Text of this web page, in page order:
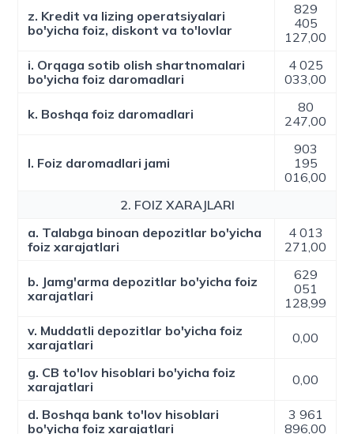
z. Kredit va lizing operatsiyalari
bo'yicha foiz, diskont va to'lovlar
829
405
127,00
i. Orqaga sotib olish shartnomalari
bo'yicha foiz daromadlari
4 025
033,00
k. Boshqa foiz daromadlari
80
247,00
l. Foiz daromadlari jami
903
195
016,00
2. FOIZ XARAJLARI
a. Talabga binoan depozitlar bo'yicha
foiz xarajatlari
4 013
271,00
b. Jamg'arma depozitlar bo'yicha foiz
xarajatlari
629
051
128,99
v. Muddatli depozitlar bo'yicha foiz
xarajatlari
0,00
g. CB to'lov hisoblari bo'yicha foiz
xarajatlari
0,00
d. Boshqa bank to'lov hisoblari
bo'yicha foiz xarajatlari
3 961
896,00